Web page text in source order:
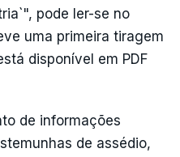
pode ler-se no
uma primeira tiragem
disponível em PDF
de informações
de assédio,